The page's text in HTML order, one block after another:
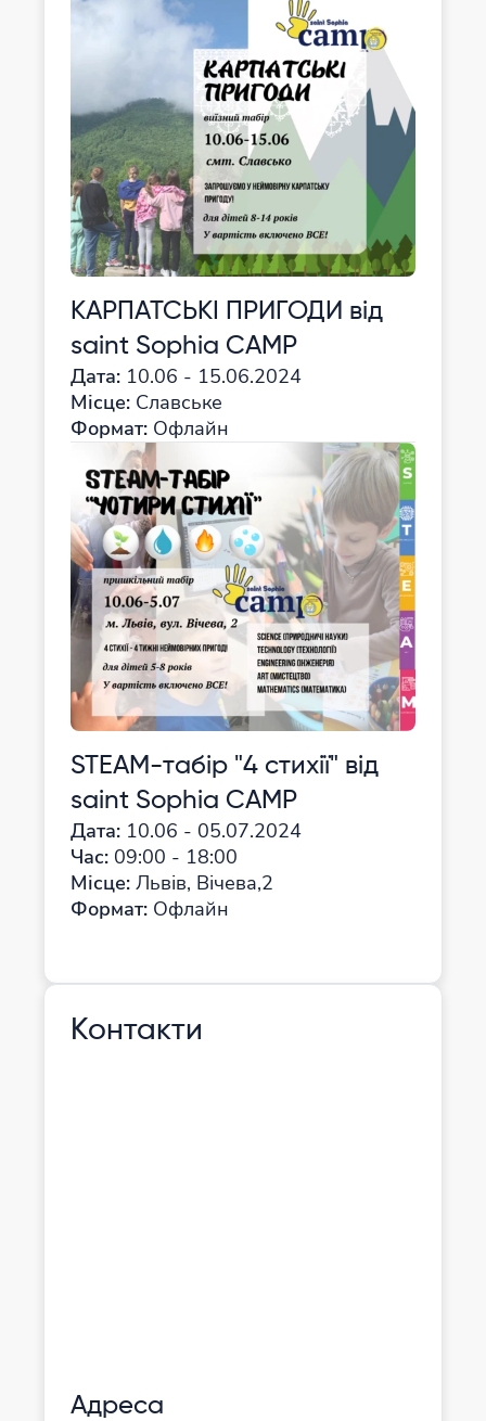
КАРПАТСЬКІ ПРИГОДИ від
saint Sophia CAMP
Дата: 10.06 - 15.06.2024
Місце: Славське
Формат: Офлайн
STEAM-табір "4 стихії" від
saint Sophia CAMP
Дата: 10.06 - 05.07.2024
Час: 09:00 - 18:00
Місце: Львів, Вічева,2
Формат: Офлайн
Контакти
Адреса